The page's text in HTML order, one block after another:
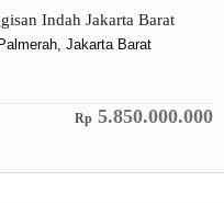
Indah Jakarta Barat
Jakarta Barat
Rp 5.850.000.000